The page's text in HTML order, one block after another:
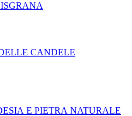
CANDELE
E PIETRA NATURALE